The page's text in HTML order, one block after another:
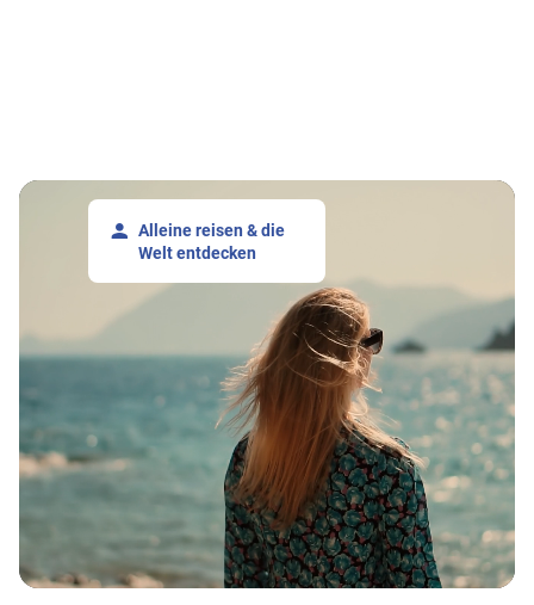
Alleine reisen & die
Welt entdecken